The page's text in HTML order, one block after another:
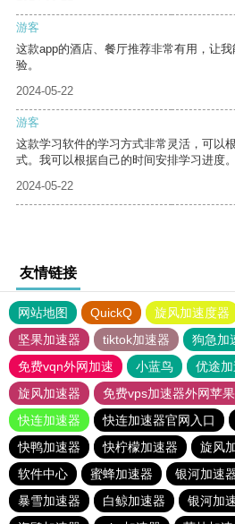
游客
这款app的酒店、餐厅推荐非常有用，让
验。
2024-05-22
游客
这款学习软件的学习方式非常灵活，可以
式。我可以根据自己的时间安排学习进度。
2024-05-22
友情链接
网站地图 QuickQ 旋风加速度器
坚果加速器
tiktok加速器
狗急加
免费vqn外网加速
小蓝鸟 优途
旋风加速器
免费vps加速器外网苹
快连加速器
快连加速器官网入口
快鸭加速器
快柠檬加速器 旋风
软件中心
蜜蜂加速器 银河加速
暴雪加速器
白鲸加速器 银河加